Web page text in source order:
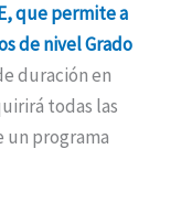
que permite a
de nivel Grado
duración en
todas las
un programa